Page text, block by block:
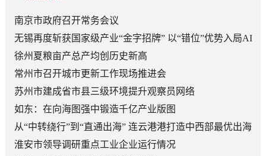
南京市政府召开常务会议
无锡再度斩获国家级产业“金字招牌” 以“错位”优势入局AI
顶层赛道
徐州夏粮亩产总产均创历史新高
常州市召开城市更新工作现场推进会
苏州市建成省市县三级环境提升观察员网络
如东：在向海图强中锻造千亿产业版图
从“中转绕行”到“直通出海” 连云港港打造中西部最优出海
口
淮安市领导调研重点工业企业运行情况